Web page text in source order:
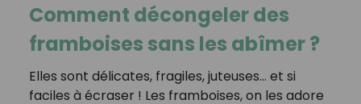
Comment décongeler des
framboises sans les abîmer ?
Elles sont délicates, fragiles, juteuses… et si
faciles à écraser ! Les framboises, on les adore